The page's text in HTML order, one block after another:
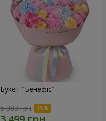
Букет "Бенефіс"
5 383 грн